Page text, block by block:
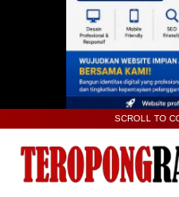
SCROLL TO